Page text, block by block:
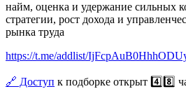
найм, оценка и удержание сильных
стратегии, рост дохода и
рынка труда
https://t.me/addlist/
🔗 Доступ к подборке открыт 4️⃣8️⃣